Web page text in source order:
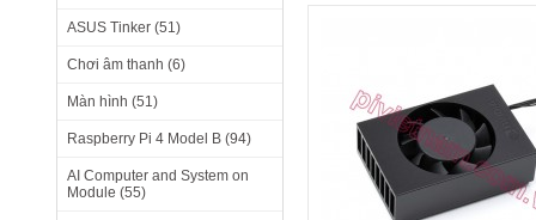
ASUS Tinker (51)
Chơi âm thanh (6)
Màn hình (51)
Raspberry Pi 4 Model B (94)
AI Computer and System on
Module (55)